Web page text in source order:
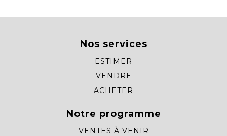
Nos services
ESTIMER
VENDRE
ACHETER
Notre programme
VENTES À VENIR